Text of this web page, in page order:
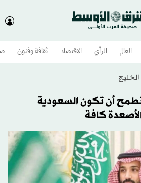
العالم الرأي الاقتصاد ثقافة وفنون
الخليج
أن تكون السعودية
كافة